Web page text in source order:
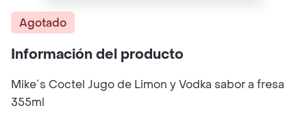
Agotado
Información del producto
Mike´s Coctel Jugo de Limon y Vodka sabor a fresa
355ml